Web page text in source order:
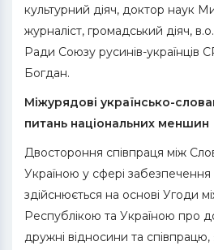
культурний діяч, доктор наук
журналіст, громадський діяч,
Ради Союзу русинів-українців
Богдан.
Міжурядові українсько-
питань національних меншин
Двостороння співпраця між
Україною у сфері
здійснюється на основі Угоди
Республікою та Україною про
дружні відносини та